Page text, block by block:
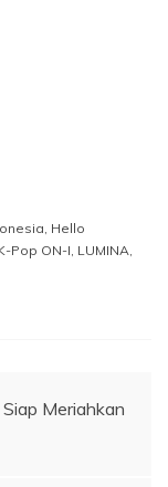
, Hello
Pop ON-I, LUMINA,
Meriahkan